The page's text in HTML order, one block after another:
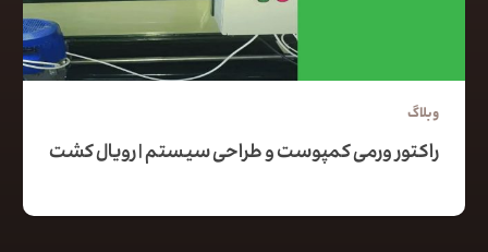
وبلاگ
راکتور ورمی کمپوست و طراحی سیستم | رویال کشت